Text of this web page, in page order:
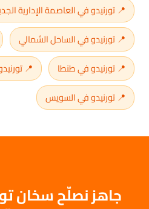
📍 تورنيدو في العاصمة الإدارية
📍 تورنيدو في الساحل الشمالي
📍 تورنيدو في طنطا
📍
📍 تورنيدو في السويس
جاهز نصلّح سخان